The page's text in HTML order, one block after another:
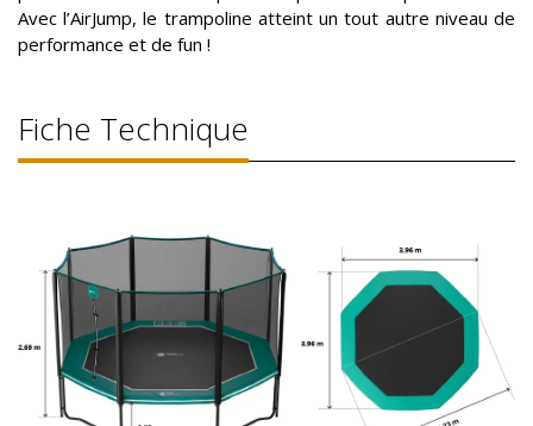
Avec l’AirJump, le trampoline atteint un tout autre niveau de
performance et de fun !
Fiche Technique